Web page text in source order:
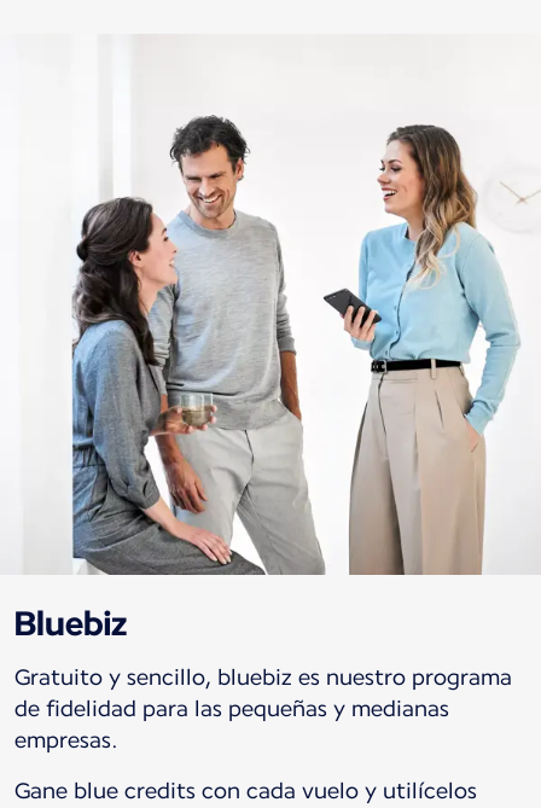
Bluebiz
Gratuito y sencillo, bluebiz es nuestro programa
de fidelidad para las pequeñas y medianas
empresas.
Gane blue credits con cada vuelo y utilícelos